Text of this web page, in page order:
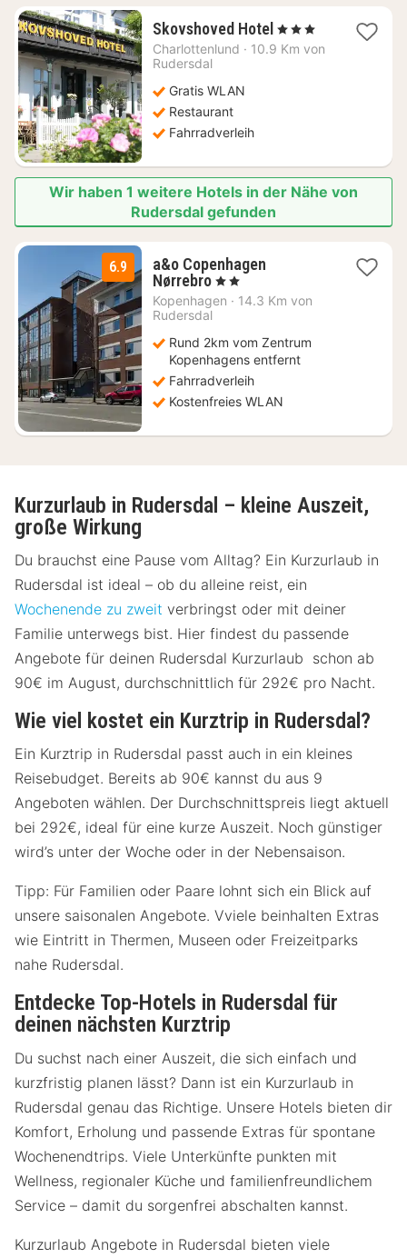
Skovshoved Hotel 1
Nacht
, 3 Sterne
Charlottenlund · 10.9 Km von
Rudersdal
Gratis WLAN
Restaurant
Fahrradverleih
Wir haben 1 weitere Hotels in der Nähe von
Rudersdal gefunden
6.9
a&o Copenhagen
Nørrebro2
Nächte
€
, 2 Sterne
Kopenhagen · 14.3 Km von
Rudersdal
Rund 2km vom Zentrum
Kopenhagens entfernt
Fahrradverleih
Kostenfreies WLAN
Kurzurlaub in Rudersdal – kleine Auszeit,
große Wirkung
Du brauchst eine Pause vom Alltag? Ein Kurzurlaub in
Rudersdal ist ideal – ob du alleine reist, ein
Wochenende zu zweit verbringst oder mit deiner
Familie unterwegs bist. Hier findest du passende
Angebote für deinen Rudersdal Kurzurlaub schon ab
90€ im August, durchschnittlich für 292€ pro Nacht.
Wie viel kostet ein Kurztrip in Rudersdal?
Ein Kurztrip in Rudersdal passt auch in ein kleines
Reisebudget. Bereits ab 90€ kannst du aus 9
Angeboten wählen. Der Durchschnittspreis liegt aktuell
bei 292€, ideal für eine kurze Auszeit. Noch günstiger
wird’s unter der Woche oder in der Nebensaison.
Tipp: Für Familien oder Paare lohnt sich ein Blick auf
unsere saisonalen Angebote. Vviele beinhalten Extras
wie Eintritt in Thermen, Museen oder Freizeitparks
nahe Rudersdal.
Entdecke Top-Hotels in Rudersdal für
deinen nächsten Kurztrip
Du suchst nach einer Auszeit, die sich einfach und
kurzfristig planen lässt? Dann ist ein Kurzurlaub in
Rudersdal genau das Richtige. Unsere Hotels bieten dir
Komfort, Erholung und passende Extras für spontane
Wochenendtrips. Viele Unterkünfte punkten mit
Wellness, regionaler Küche und familienfreundlichem
Service – damit du sorgenfrei abschalten kannst.
Kurzurlaub Angebote in Rudersdal bieten viele